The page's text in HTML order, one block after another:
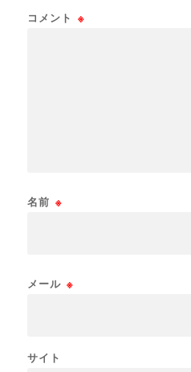
コメント ※
名前 ※
メール ※
サイト